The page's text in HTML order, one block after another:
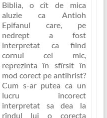
Biblia, o cît de mica
aluzie ca Antioh
Epifanul care, pe
nedrept a fost
interpretat ca fiind
cornul cel mic,
reprezinta în sfîrsit în
mod corect pe antihrist?
Cum s-ar putea ca un
lucru incorect
interpretat sa dea la
rîndul lui o corecta